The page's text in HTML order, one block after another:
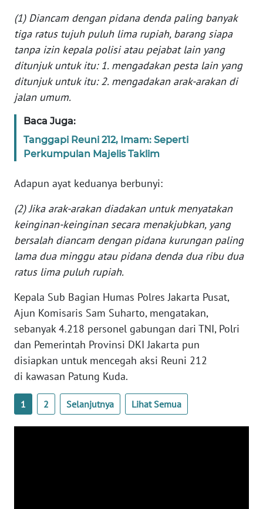
(1) Diancam dengan pidana denda paling banyak
tiga ratus tujuh puluh lima rupiah, barang siapa
tanpa izin kepala polisi atau pejabat lain yang
ditunjuk untuk itu: 1. mengadakan pesta lain yang
ditunjuk untuk itu: 2. mengadakan arak-arakan di
jalan umum.
Baca Juga:
Tanggapi Reuni 212, Imam: Seperti
Perkumpulan Majelis Taklim
Adapun ayat keduanya berbunyi:
(2) Jika arak-arakan diadakan untuk menyatakan
keinginan-keinginan secara menakjubkan, yang
bersalah diancam dengan pidana kurungan paling
lama dua minggu atau pidana denda dua ribu dua
ratus lima puluh rupiah.
Kepala Sub Bagian Humas Polres Jakarta Pusat,
Ajun Komisaris Sam Suharto, mengatakan,
sebanyak 4.218 personel gabungan dari TNI, Polri
dan Pemerintah Provinsi DKI Jakarta pun
disiapkan untuk mencegah aksi Reuni 212
di kawasan Patung Kuda.
1 2 Selanjutnya Lihat Semua
BANTEN
WN
NTT
WN
KEPRI
PAPUA
PAPUA
WN
RIAU
WN
WN
JAMBI
WN
SULTRA
WN
NTB